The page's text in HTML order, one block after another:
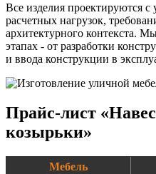
Все изделия проектируются с
расчетных нагрузок,
архитектурного контекста.
этапах - от разработки
и ввода конструкции в
Прайс-лист
козырьки»
Мебель